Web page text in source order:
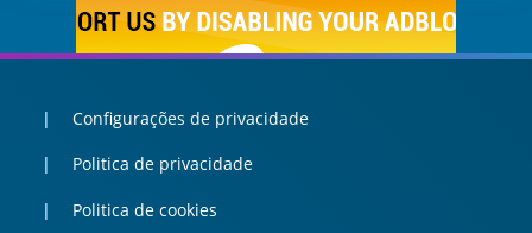
Configurações de privacidade
Politica de privacidade
Politica de cookies